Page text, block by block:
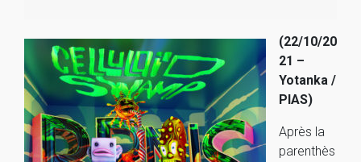
(22/10/20
21 –
Yotanka /
PIAS)
Après la
parenthès